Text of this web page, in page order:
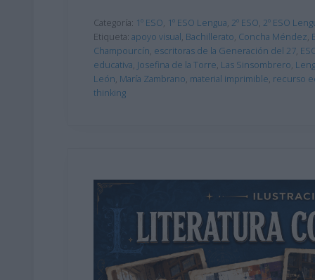
Categoría: 1º ESO, 1º ESO Lengua, 2º ESO, 2º ESO
Etiqueta: apoyo visual, Bachillerato, Concha Méndez,
Champourcín, escritoras de la Generación del 27,
educativa, Josefina de la Torre, Las Sinsombrero,
León, María Zambrano, material imprimible, recurso
thinking